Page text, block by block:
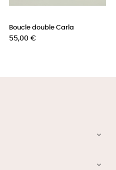
Boucle double Carla
Prix
55,00 €

